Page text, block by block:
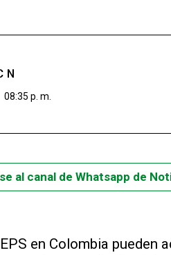
08:35 p. m.
al canal de Whatsapp de
en Colombia pueden